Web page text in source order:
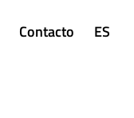
Contacto ES